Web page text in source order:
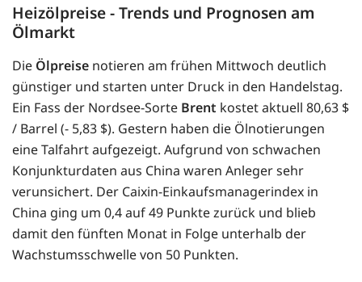
Heizölpreise - Trends und Prognosen am
Ölmarkt
Die Ölpreise notieren am frühen Mittwoch deutlich
günstiger und starten unter Druck in den Handelstag.
Ein Fass der Nordsee-Sorte Brent kostet aktuell 80,63 $
/ Barrel (- 5,83 $). Gestern haben die Ölnotierungen
eine Talfahrt aufgezeigt. Aufgrund von schwachen
Konjunkturdaten aus China waren Anleger sehr
verunsichert. Der Caixin-Einkaufsmanagerindex in
China ging um 0,4 auf 49 Punkte zurück und blieb
damit den fünften Monat in Folge unterhalb der
Wachstumsschwelle von 50 Punkten.